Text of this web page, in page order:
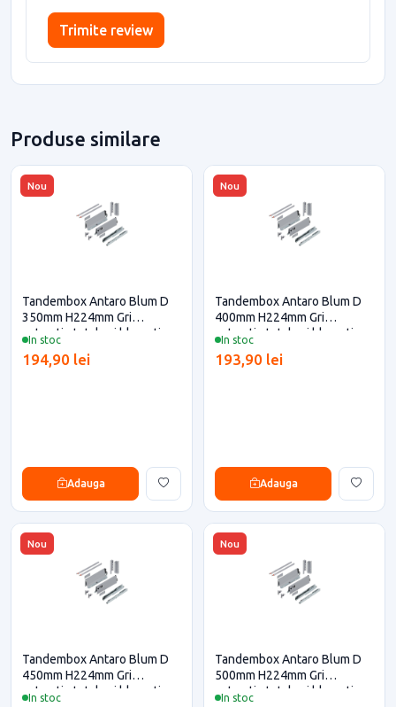
Trimite review
Produse similare
Nou
In stoc
Tandembox Antaro Blum D
350mm H224mm Gri
extractie totala si blumotion
eficiente
194,90 lei
Adauga
Nou
In stoc
Tandembox Antaro Blum D
400mm H224mm Gri
extractie totala si blumotion
eficiente
193,90 lei
Adauga
Nou
In stoc
Tandembox Antaro Blum D
450mm H224mm Gri
extractie totala si blumotion
Nou
In stoc
Tandembox Antaro Blum D
500mm H224mm Gri
extractie totala si blumotion